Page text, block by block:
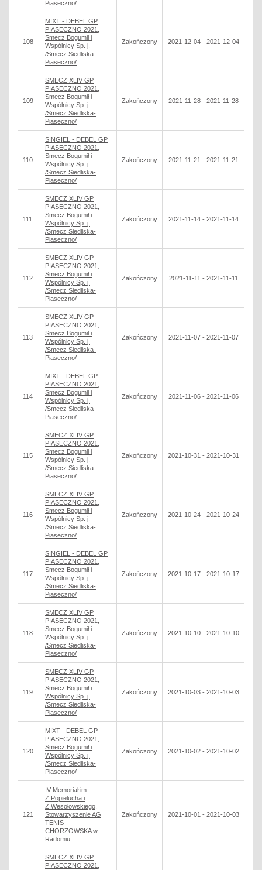
Piaseczno/
108
MIXT - DEBEL GP
PIASECZNO 2021,
Smecz Bogumił i
Wspólnicy Sp. j.
/Smecz Siedliska-
Piaseczno/
Zakończony 2021-12-04 - 2021-12-04
109
SMECZ XLIV GP
PIASECZNO 2021,
Smecz Bogumił i
Wspólnicy Sp. j.
/Smecz Siedliska-
Piaseczno/
Zakończony 2021-11-28 - 2021-11-28
110
SINGIEL - DEBEL GP
PIASECZNO 2021,
Smecz Bogumił i
Wspólnicy Sp. j.
/Smecz Siedliska-
Piaseczno/
Zakończony 2021-11-21 - 2021-11-21
111
SMECZ XLIV GP
PIASECZNO 2021,
Smecz Bogumił i
Wspólnicy Sp. j.
/Smecz Siedliska-
Piaseczno/
Zakończony 2021-11-14 - 2021-11-14
112
SMECZ XLIV GP
PIASECZNO 2021,
Smecz Bogumił i
Wspólnicy Sp. j.
/Smecz Siedliska-
Piaseczno/
Zakończony 2021-11-11 - 2021-11-11
113
SMECZ XLIV GP
PIASECZNO 2021,
Smecz Bogumił i
Wspólnicy Sp. j.
/Smecz Siedliska-
Piaseczno/
Zakończony 2021-11-07 - 2021-11-07
114
MIXT - DEBEL GP
PIASECZNO 2021,
Smecz Bogumił i
Wspólnicy Sp. j.
/Smecz Siedliska-
Piaseczno/
Zakończony 2021-11-06 - 2021-11-06
115
SMECZ XLIV GP
PIASECZNO 2021,
Smecz Bogumił i
Wspólnicy Sp. j.
/Smecz Siedliska-
Piaseczno/
Zakończony 2021-10-31 - 2021-10-31
116
SMECZ XLIV GP
PIASECZNO 2021,
Smecz Bogumił i
Wspólnicy Sp. j.
/Smecz Siedliska-
Piaseczno/
Zakończony 2021-10-24 - 2021-10-24
117
SINGIEL - DEBEL GP
PIASECZNO 2021,
Smecz Bogumił i
Wspólnicy Sp. j.
/Smecz Siedliska-
Piaseczno/
Zakończony 2021-10-17 - 2021-10-17
118
SMECZ XLIV GP
PIASECZNO 2021,
Smecz Bogumił i
Wspólnicy Sp. j.
/Smecz Siedliska-
Piaseczno/
Zakończony 2021-10-10 - 2021-10-10
119
SMECZ XLIV GP
PIASECZNO 2021,
Smecz Bogumił i
Wspólnicy Sp. j.
/Smecz Siedliska-
Piaseczno/
Zakończony 2021-10-03 - 2021-10-03
120
MIXT - DEBEL GP
PIASECZNO 2021,
Smecz Bogumił i
Wspólnicy Sp. j.
/Smecz Siedliska-
Piaseczno/
Zakończony 2021-10-02 - 2021-10-02
121
IV Memoriał im.
Z.Popielucha i
Z.Wesołowskiego,
Stowarzyszenie AG
TENIS
CHORZOWSKA w
Radomiu
Zakończony 2021-10-01 - 2021-10-03
SMECZ XLIV GP
PIASECZNO 2021,